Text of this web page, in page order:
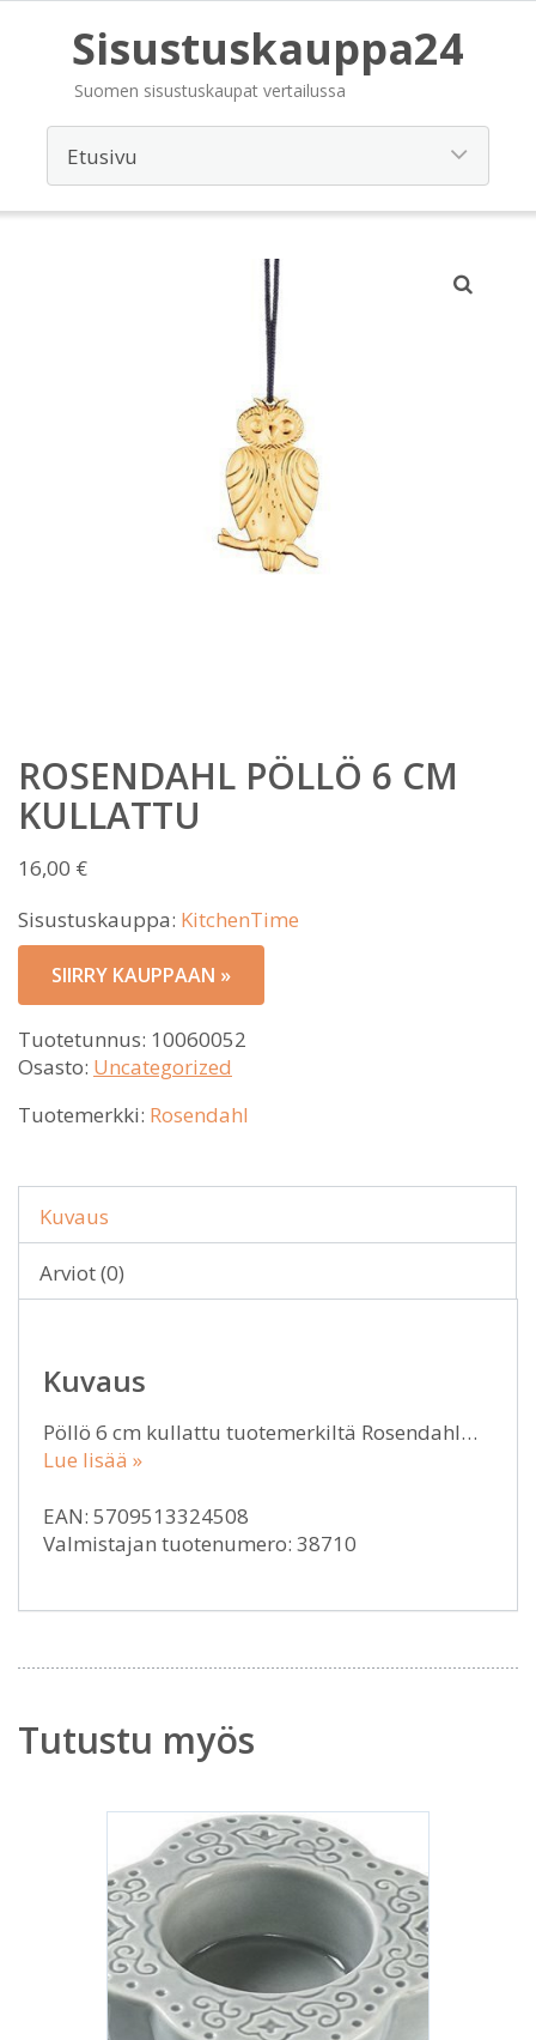
Sisustuskauppa24
Suomen sisustuskaupat vertailussa
ROSENDAHL PÖLLÖ 6 CM
KULLATTU
16,00 €
Sisustuskauppa: KitchenTime
SIIRRY KAUPPAAN »
Tuotetunnus: 10060052
Osasto: Uncategorized
Tuotemerkki: Rosendahl
Kuvaus
Arviot (0)
Kuvaus
Pöllö 6 cm kullattu tuotemerkiltä Rosendahl…
Lue lisää »
EAN: 5709513324508
Valmistajan tuotenumero: 38710
Tutustu myös